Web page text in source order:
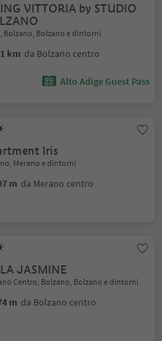
VITTORIA by STUDIO
Bolzano, Bolzano e dintorni
km da Bolzano centro
Alto Adige Guest Pass
Iris
Merano e dintorni
m da Merano centro
JASMINE
Centro, Bolzano, Bolzano e dintorni
m da Bolzano centro